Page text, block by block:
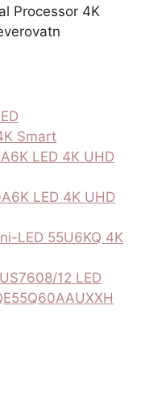
Processor 4K
Smart
LED 4K UHD
LED 4K UHD
LED 55U6KQ 4K
12 LED